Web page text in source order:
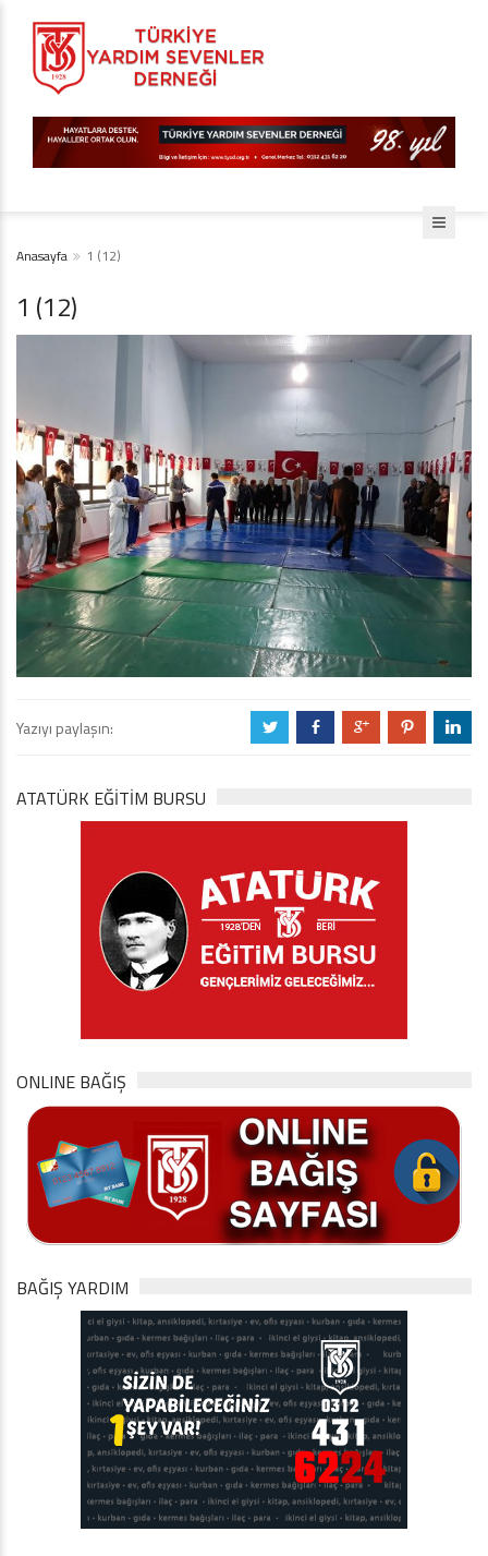
Anasayfa 1 (12)
1 (12)
Yazıyı paylaşın: a b c d j
ATATÜRK EĞITIM BURSU
ONLINE BAĞIŞ
BAĞIŞ YARDIM